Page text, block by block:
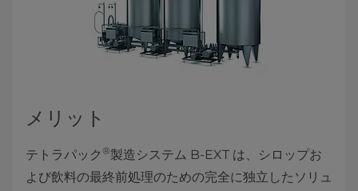
メリット
テトラパック ®製造システム B-EXT は、シロップお
よび飲料の最終前処理のための完全に独立したソリュ